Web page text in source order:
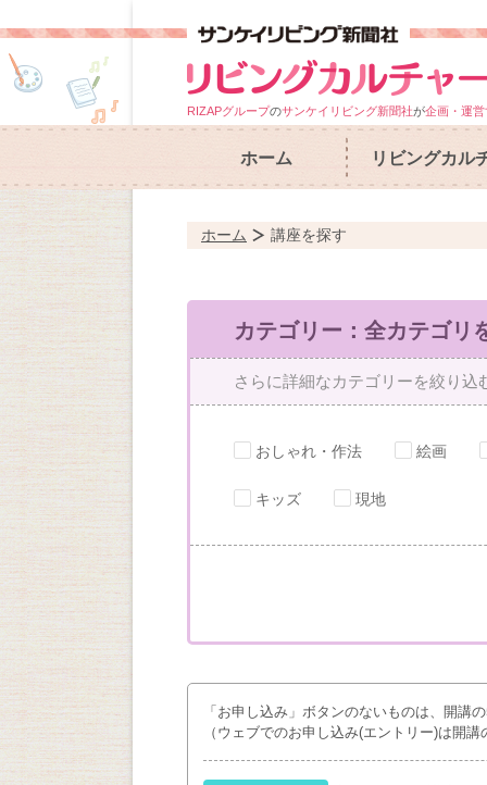
RIZAPグループのサンケイリビング新聞社が企画・運営
ホーム リビングカル
ホーム 講座を探す
カテゴリー：全カテゴリ
さらに詳細なカテゴリーを絞り込
おしゃれ・作法 絵画
キッズ 現地
「お申し込み」ボタンのないものは、開講
（ウェブでのお申し込み(エントリー)は開